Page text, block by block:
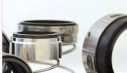
Neuigkeiten
Nachhaltigkeit